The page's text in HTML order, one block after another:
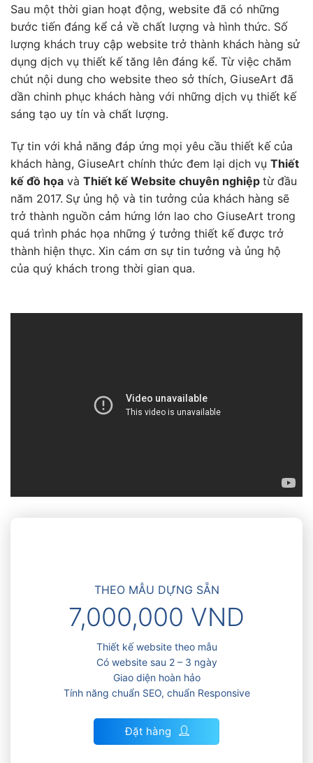
Sau một thời gian hoạt động, website đã có những
bước tiến đáng kể cả về chất lượng và hình thức. Số
lượng khách truy cập website trở thành khách hàng sử
dụng dịch vụ thiết kế tăng lên đáng kể. Từ việc chăm
chút nội dung cho website theo sở thích, GiuseArt đã
dần chinh phục khách hàng với những dịch vụ thiết kế
sáng tạo uy tín và chất lượng.
Tự tin với khả năng đáp ứng mọi yêu cầu thiết kế của
khách hàng, GiuseArt chính thức đem lại dịch vụ Thiết
kế đồ họa và Thiết kế Website chuyên nghiệp từ đầu
năm 2017. Sự ủng hộ và tin tưởng của khách hàng sẽ
trở thành nguồn cảm hứng lớn lao cho GiuseArt trong
quá trình phác họa những ý tưởng thiết kế được trở
thành hiện thực. Xin cám ơn sự tin tưởng và ủng hộ
của quý khách trong thời gian qua.
THEO MẪU DỰNG SẴN
7,000,000 VND
Thiết kế website theo mẫu
Có website sau 2 – 3 ngày
Giao diện hoàn hảo
Tính năng chuẩn SEO, chuẩn Responsive
Đặt hàng